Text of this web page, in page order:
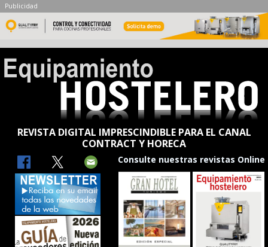
Publicidad
REVISTA DIGITAL IMPRESCINDIBLE PARA EL CANAL
CONTRACT Y HORECA
Consulte nuestras revistas Online